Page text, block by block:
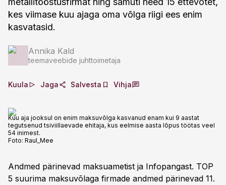
kes viimase kuu ajaga oma võlga riigi ees enim
kasvatasid.
Annika Kald
teemaveebide juhttoimetaja
Kuula Jaga Salvesta Vihja
Kuu aja jooksul on enim maksuvõlga kasvanud enam kui 9 aastat
tegutsenud tsiviillaevade ehitaja, kus eelmise aasta lõpus töötas veel
54 inimest.
Foto: Raul_Mee
Andmed pärinevad maksuametist ja Infopangast. TOP
5 suurima maksuvõlaga firmade andmed pärinevad 11.